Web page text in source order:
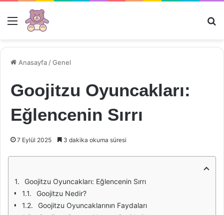
Menü
Anasayfa /Genel
Goojitzu Oyuncakları:
Eğlencenin Sırrı
7 Eylül 2025 3 dakika okuma süresi
Goojitzu Oyuncakları: Eğlencenin Sırrı
Goojitzu Nedir?
Goojitzu Oyuncaklarının Faydaları